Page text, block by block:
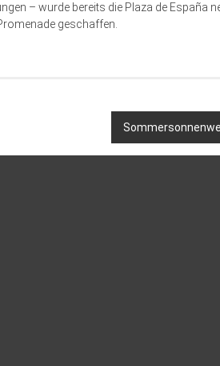
– wurde bereits die Plaza de España
geschaffen.